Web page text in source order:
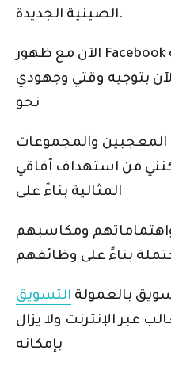
الصينية الجديدة.
الآن مع ظهور Facebook كمنصة وسائط اجتماعية
بتوجيه وقتي وجهودي
نحو
والمجموعات
من استهداف آفاقي
المثالية بناءً على
ومكاسبهم
بالعمولة التسويق
عبر الإنترنت ولا يزال
بإمكانه